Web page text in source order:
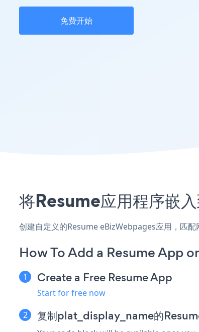
免费开始
将Resume应用程序嵌
创建自定义的Resume eBizWebpages应用，匹
How To Add a Resume App
Create a Free Resume App
Start for free now
复制plat_display_name的